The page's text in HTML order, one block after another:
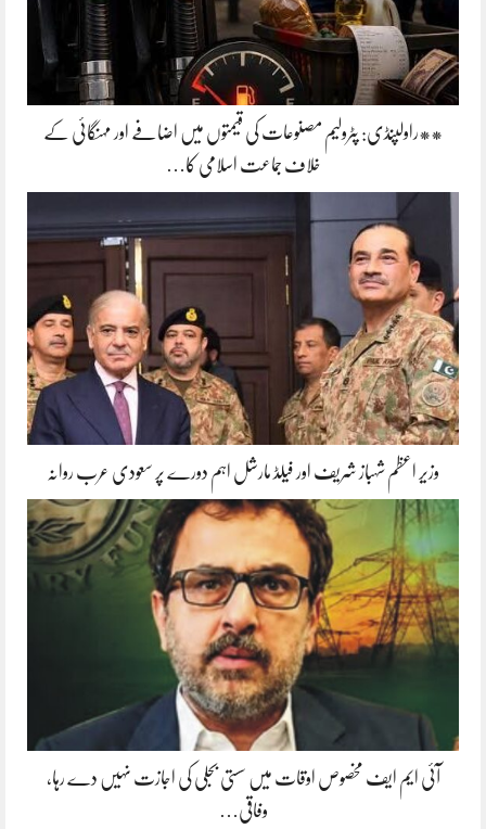
**راولپنڈی: پٹرولیم مصنوعات کی قیمتوں میں اضافے اور مہنگائی کے
خلاف جماعت اسلامی کا…
وزیر اعظم شہباز شریف اور فیلڈ مارشل اہم دورے پر سعودی عرب روانہ
آئی ایم ایف مخصوص اوقات میں سستی بجلی کی اجازت نہیں دے رہا،
وفاقی…